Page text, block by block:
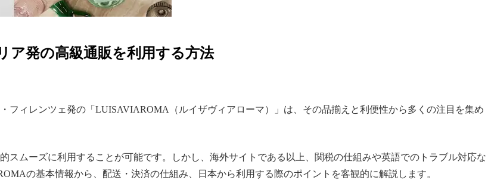
ア発の高級通販を利用する方法
フィレンツェ発の「LUISAVIAROMA（ルイザヴィアローマ）」は、その品揃えと利便性から多くの注目を集め
スムーズに利用することが可能です。しかし、海外サイトである以上、関税の仕組みや英語でのトラブル対応な
の基本情報から、配送・決済の仕組み、日本から利用する際のポイントを客観的に解説します。